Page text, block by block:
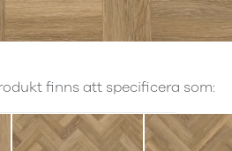
finns att specificera som: